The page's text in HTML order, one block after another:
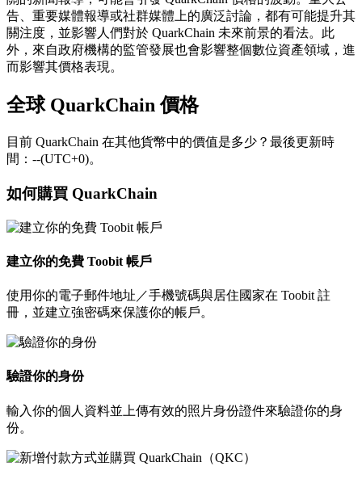
告、重要媒體報導或社群媒體上的廣泛討論，都有可能提升其
關注度，並影響人們對於 QuarkChain 未來前景的看法。此
外，來自政府機構的監管發展也會影響整個數位資產領域，進
而影響其價格表現。
全球 QuarkChain 價格
目前 QuarkChain 在其他貨幣中的價值是多少？最後更新時
間：--(UTC+0)。
如何購買 QuarkChain
建立你的免費 Toobit 帳戶
使用你的電子郵件地址／手機號碼與居住國家在 Toobit 註
冊，並建立強密碼來保護你的帳戶。
驗證你的身份
輸入你的個人資料並上傳有效的照片身份證件來驗證你的身
份。